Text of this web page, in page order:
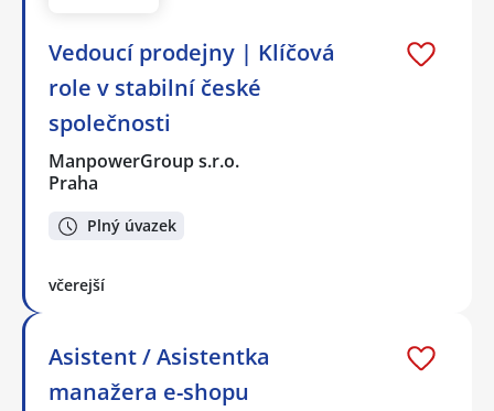
Vedoucí prodejny | Klíčová
role v stabilní české
společnosti
ManpowerGroup s.r.o.
Praha
Plný úvazek
včerejší
Asistent / Asistentka
manažera e-shopu